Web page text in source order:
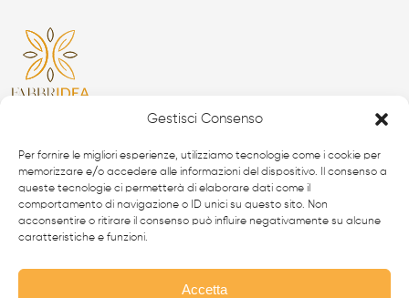
Gestisci Consenso
Per fornire le migliori esperienze, utilizziamo tecnologie come i cookie per
memorizzare e/o accedere alle informazioni del dispositivo. Il consenso a
queste tecnologie ci permetterà di elaborare dati come il
comportamento di navigazione o ID unici su questo sito. Non
acconsentire o ritirare il consenso può influire negativamente su alcune
caratteristiche e funzioni.
Accetta
e realizzano soluzioni in ferro battuto e acciaio inox,
simbolo dell’eccellenza made inItaly nel mondo.
CANCELLI MODERNI